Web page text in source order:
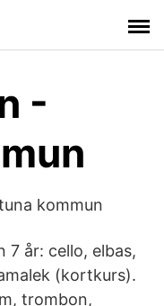
-
kommun
7 år: cello, elbas,
(kortkurs).
trombon,